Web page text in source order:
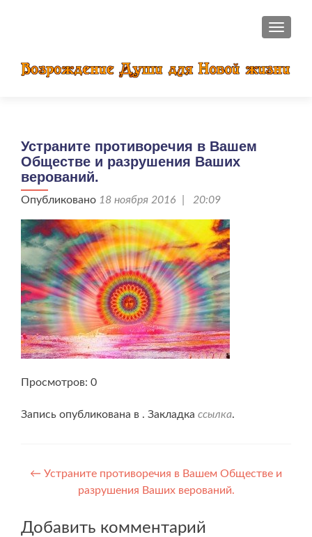
Устраните противоречия в Вашем
Обществе и разрушения Ваших
верований.
Опубликовано 18 ноября 2016 | 20:09
Просмотров: 0
Запись опубликована в . Закладка ссылка.
Навигация
записям
← Устраните противоречия в Вашем Обществе и
разрушения Ваших верований.
Добавить комментарий